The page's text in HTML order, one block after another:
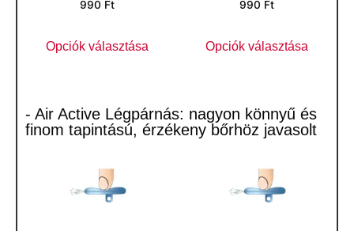
990 Ft
Opciók választása
990 Ft
Opciók választása
- Air Active Légpárnás: nagyon könnyű és
finom tapintású, érzékeny bőrhöz javasolt